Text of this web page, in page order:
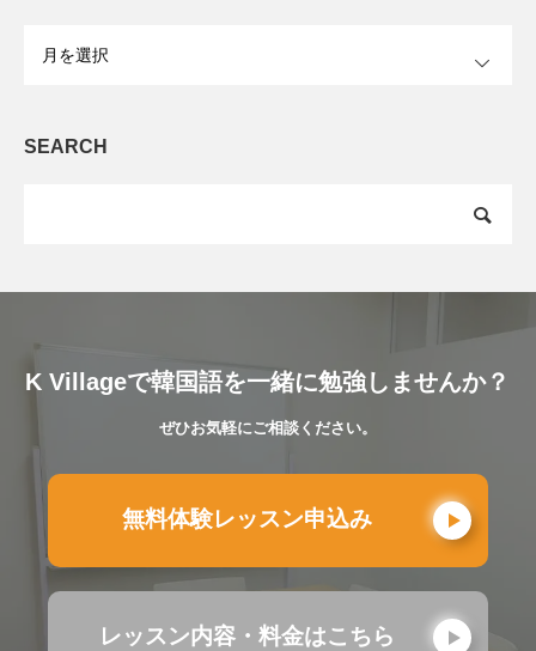
SEARCH
K Villageで韓国語を一緒に勉強しませんか？
ぜひお気軽にご相談ください。
無料体験レッスン申込み
レッスン内容・料金はこちら